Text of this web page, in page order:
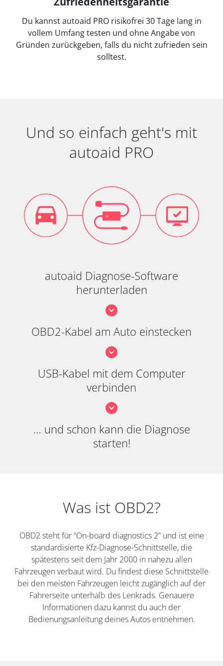
Du kannst autoaid PRO risikofrei 30 Tage lang in
vollem Umfang testen und ohne Angabe von
Gründen zurückgeben, falls du nicht zufrieden sein
solltest.
Und so einfach geht's mit
autoaid PRO
autoaid Diagnose-Software
herunterladen
OBD2-Kabel am Auto einstecken
USB-Kabel mit dem Computer
verbinden
… und schon kann die Diagnose
starten!
Was ist OBD2?
OBD2 steht für “On-board diagnostics 2” und ist eine
standardisierte Kfz-Diagnose-Schnittstelle, die
spätestens seit dem Jahr 2000 in nahezu allen
Fahrzeugen verbaut wird. Du findest diese Schnittstelle
bei den meisten Fahrzeugen leicht zugänglich auf der
Fahrerseite unterhalb des Lenkrads. Genauere
Informationen dazu kannst du auch der
Bedienungsanleitung deines Autos entnehmen.